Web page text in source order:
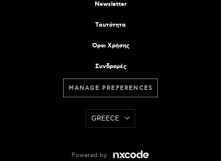
Newsletter
Tαυτότητα
Όροι Χρήσης
Συνδρομές
MANAGE PREFERENCES
GREECE
Powered by